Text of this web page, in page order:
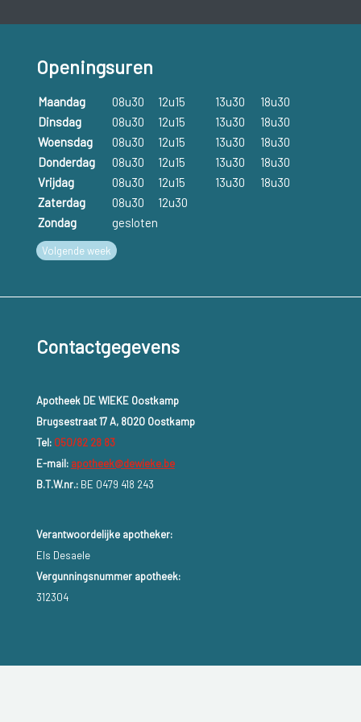
een halsslagader langere tijd afgesloten en is er wel blijvende
Een TIA komt voornamelijk voor bij personen boven de 65
jaar, waarbij mannen een groter risico hebben dan vrouwen.
Hoewel er meestal geen blijvende beschadigingen zijn,
moeten symptomen steeds ernstig genomen worden.
Zonder behandeling krijgt ongeveer één op drie personen
later een beroerte.
Openingsuren
Maandag 08u30 12u15 13u30
18u30
Dinsdag
08u30 12u15 13u30
18u30
Woensdag
08u30 12u15 13u30
18u30
Donderdag
08u30 12u15 13u30
18u30
Vrijdag
08u30 12u15 13u30
18u30
Zaterdag
08u30
12u30
Zondag
gesloten
Volgende week
Contactgegevens
Apotheek DE WIEKE Oostkamp
Brugsestraat 17 A, 8020 Oostkamp
Tel: 050/82 28 83
E-mail: apotheek@dewieke.be
B.T.W.nr.:BE 0479 418 243
Verantwoordelijke apotheker:
Els Desaele
Vergunningsnummer apotheek:
312304